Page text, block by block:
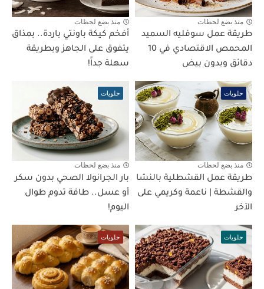
منذ بضع لحظات
طريقة عمل سوفليه السميد
المحمص الاقتصادي في 10
دقائق وبدون بيض
منذ بضع لحظات
أفخم كيكة باونتي باردة.. بمذاق
يتفوق على الجاهز وبطريقة
سهلة جداً!
حلويات
منذ بضع لحظات
طريقة عمل القشطلية بالنشا
والقشطة | ناعمة وكريمي على
الآخر
حلويات
منذ بضع لحظات
بار الجرانولا الصحي بدون سكر
أو عسل.. طاقة تدوم طوال
اليوم!
حلويات حلويات